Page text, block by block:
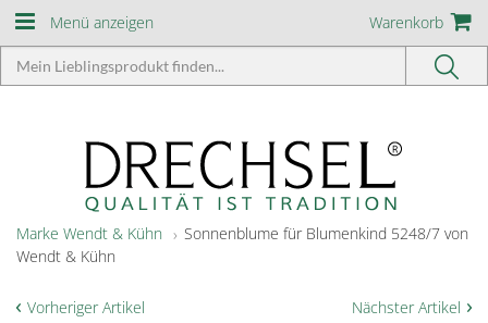
Menü anzeigen Warenkorb
Marke Wendt & Kühn
Sonnenblume für Blumenkind 5248/7 von
Wendt & Kühn
Nächster Artikel ›
‹ Vorheriger Artikel